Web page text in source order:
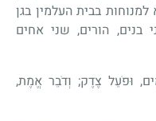
בבית העלמין בגן
בנים, הורים, שני אחים
וּפֹעֵל צֶדֶק; וְדֹבֵר אֱמֶת,